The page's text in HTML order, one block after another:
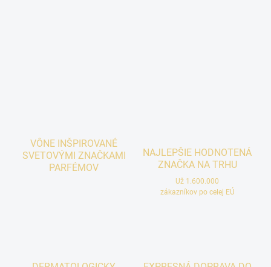
VÔNE INŠPIROVANÉ
SVETOVÝMI ZNAČKAMI
PARFÉMOV
NAJLEPŠIE HODNOTENÁ
ZNAČKA NA TRHU
Už 1.600.000
zákazníkov po celej EÚ